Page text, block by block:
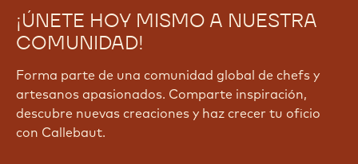
¡ÚNETE HOY MISMO A NUESTRA
COMUNIDAD!
Forma parte de una comunidad global de chefs y
artesanos apasionados. Comparte inspiración,
descubre nuevas creaciones y haz crecer tu oficio
con Callebaut.